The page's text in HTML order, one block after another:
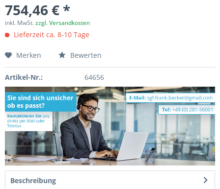
754,46 € *
inkl. MwSt.zzgl. Versandkosten
Lieferzeit ca. 8-10 Tage
Merken Bewerten
Artikel-Nr.: 64656
Beschreibung